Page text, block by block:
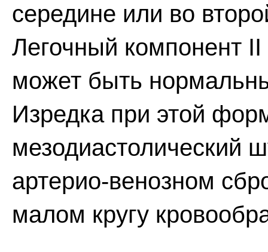
середине или во
Легочный компонент II
может быть
Изредка при этой
мезодиастолический
артерио-венозном
малом кругу